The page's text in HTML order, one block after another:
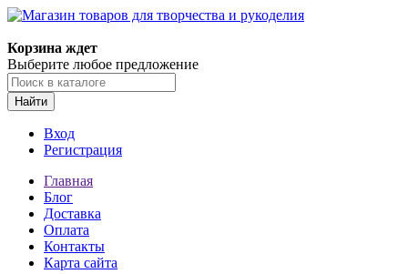
Корзина ждет
Выберите любое предложение
Найти
Вход
Регистрация
Главная
Блог
Доставка
Оплата
Контакты
Карта сайта